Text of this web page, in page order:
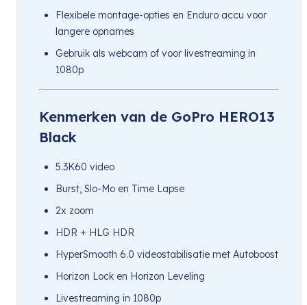
Flexibele montage-opties en Enduro accu voor
langere opnames
Gebruik als webcam of voor livestreaming in
1080p
Kenmerken van de GoPro HERO13
Black
5.3K60 video
Burst, Slo-Mo en Time Lapse
2x zoom
HDR + HLG HDR
HyperSmooth 6.0 videostabilisatie met Autoboost
Horizon Lock en Horizon Leveling
Livestreaming in 1080p